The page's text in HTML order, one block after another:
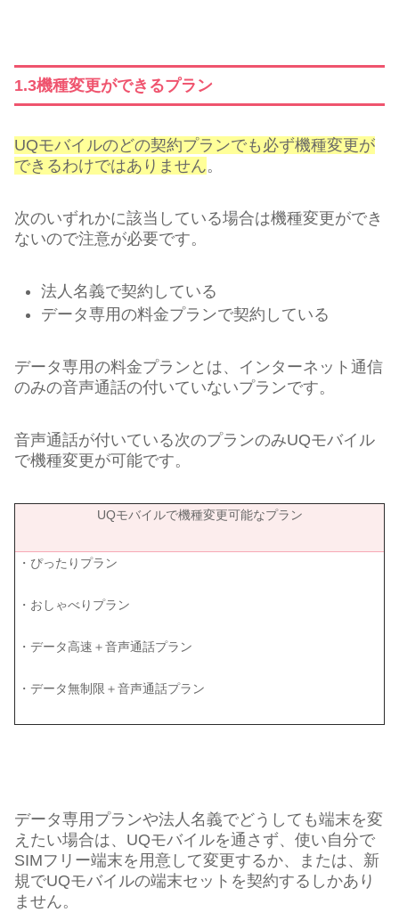
1.3機種変更ができるプラン
UQモバイルのどの契約プランでも必ず機種変更が
できるわけではありません。
次のいずれかに該当している場合は機種変更ができ
ないので注意が必要です。
法人名義で契約している
データ専用の料金プランで契約している
データ専用の料金プランとは、インターネット通信
のみの音声通話の付いていないプランです。
音声通話が付いている次のプランのみUQモバイル
で機種変更が可能です。
UQモバイルで機種変更可能なプラン
・ぴったりプラン
・おしゃべりプラン
・データ高速＋音声通話プラン
・データ無制限＋音声通話プラン
データ専用プランや法人名義でどうしても端末を変
えたい場合は、UQモバイルを通さず、使い自分で
SIMフリー端末を用意して変更するか、または、新
規でUQモバイルの端末セットを契約するしかあり
ません。